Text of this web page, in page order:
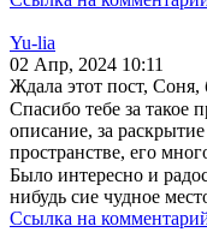
Yu-lia
02 Апр, 2024 10:11
Ждала этот пост, Соня,
Спасибо тебе за такое
описание, за
пространстве, его
Было интересно и
нибудь сие чудное
Ссылка на